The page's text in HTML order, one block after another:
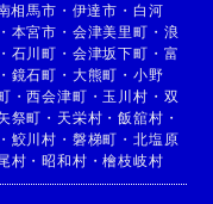
相馬市 ・ 伊達市 ・ 白河
・ 本宮市 ・ 会津美里町 ・ 浪
・ 石川町 ・ 会津坂下町 ・ 富
・ 鏡石町 ・ 大熊町 ・ 小野
・西会津町 ・ 玉川村 ・ 双
祭町 ・ 天栄村 ・飯舘村 ・
・ 鮫川村 ・ 磐梯町 ・ 北塩原
村 ・昭和村 ・檜枝岐村